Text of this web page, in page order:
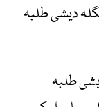
5 برسوں میں بنگلہ دیشی طلبہ
تک 74 بنگلہ دیشی طلبہ